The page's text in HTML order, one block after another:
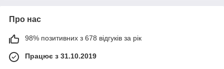
Про нас
98% позитивних з 678 відгуків за рік
Працює з 31.10.2019